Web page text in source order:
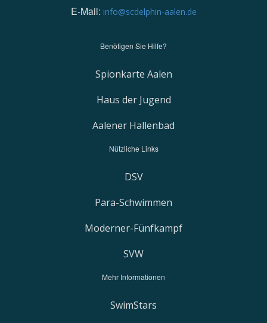
E-Mail: info@scdelphin-aalen.de
Benötigen Sie Hilfe?
Spionkarte Aalen
Haus der Jugend
Aalener Hallenbad
Nützliche Links
DSV
Para-Schwimmen
Moderner-Fünfkampf
SVW
Mehr Informationen
SwimStars